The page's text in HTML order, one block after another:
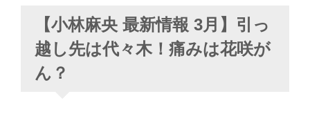
【小林麻央 最新情報 3月】引っ
越し先は代々木！痛みは花咲が
ん？